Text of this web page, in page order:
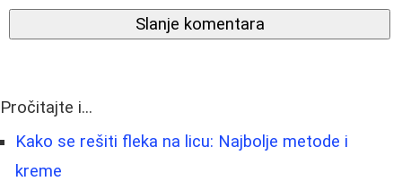
Slanje komentara
Pročitajte i...
Kako se rešiti fleka na licu: Najbolje metode i
kreme